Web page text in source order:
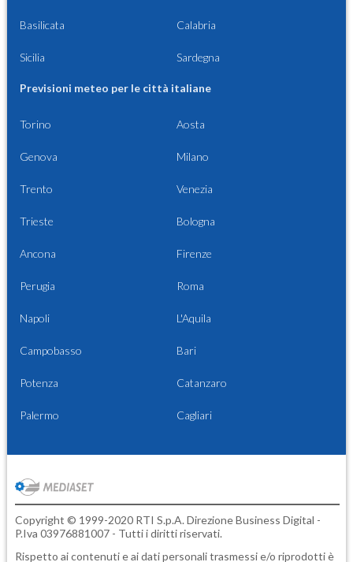
Basilicata Calabria
Sicilia Sardegna
Previsioni meteo per le città italiane
Torino Aosta
Genova Milano
Trento Venezia
Trieste Bologna
Ancona Firenze
Perugia Roma
Napoli L'Aquila
Campobasso Bari
Potenza Catanzaro
Palermo Cagliari
Copyright © 1999-2020 RTI S.p.A. Direzione Business Digital -
P.Iva 03976881007 - Tutti i diritti riservati.
Rispetto ai contenuti e ai dati personali trasmessi e/o riprodotti è